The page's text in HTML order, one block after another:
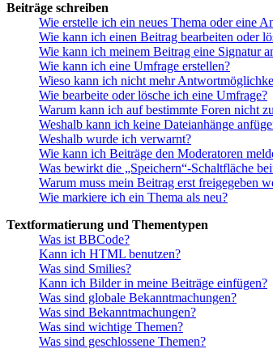
Beiträge schreiben
Wie erstelle ich ein neues Thema oder eine
Wie kann ich einen Beitrag bearbeiten oder
Wie kann ich meinem Beitrag eine Signatur
Wie kann ich eine Umfrage erstellen?
Wieso kann ich nicht mehr
Wie bearbeite oder lösche ich eine Umfrage?
Warum kann ich auf bestimmte Foren nicht
Weshalb kann ich keine Dateianhänge
Weshalb wurde ich verwarnt?
Wie kann ich Beiträge den Moderatoren
Was bewirkt die „Speichern“-Schaltfläche
Warum muss mein Beitrag erst freigegeben
Wie markiere ich ein Thema als neu?
Textformatierung und Thementypen
Was ist BBCode?
Kann ich HTML benutzen?
Was sind Smilies?
Kann ich Bilder in meine Beiträge einfügen?
Was sind globale Bekanntmachungen?
Was sind Bekanntmachungen?
Was sind wichtige Themen?
Was sind geschlossene Themen?